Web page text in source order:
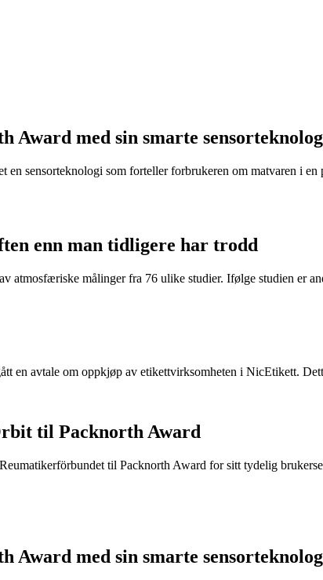
Award med sin smarte
en sensorteknologi som forteller forbrukeren om matvaren i
enn man tidligere har trodd
atmosfæriske målinger fra 76 ulike studier. Ifølge studien er
en avtale om oppkjøp av etikettvirksomheten i NicEtikett.
til Packnorth Award
til Packnorth Award for sitt tydelig
Award med sin smarte